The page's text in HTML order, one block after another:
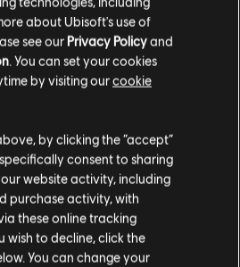
บบการโรยตัวสุดล้ำ
1/4
about Ubisoft's use of
see our Privacy Policyand
. You can set your cookies
by visiting ourcookie
by clicking the “accept”
consent to sharing
website activity, including
purchase activity, with
these online tracking
wish to decline, click the
You can change your